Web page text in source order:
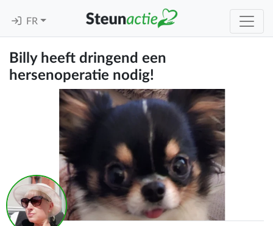
FR
Billy heeft dringend een
hersenoperatie nodig!